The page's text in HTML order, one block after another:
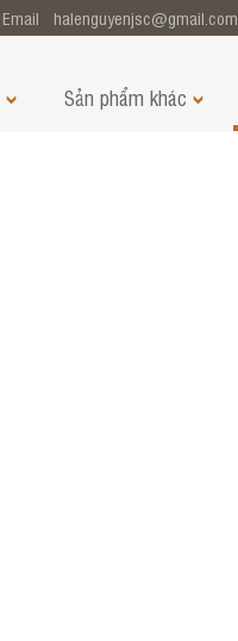
Email halenguyenjsc@gmail.com
Sản phẩm khác